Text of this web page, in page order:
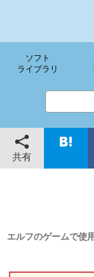
ソフト
ライブラリ
共有
エルフのゲームで使